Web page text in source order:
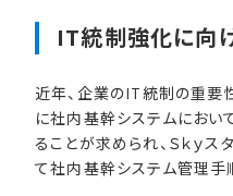
IT統制強化に​向
近年、企業のIT統制の重要
に社内基幹システムにおい
ることが求められ、Ｓｋｙ
て社内基幹システム管理手